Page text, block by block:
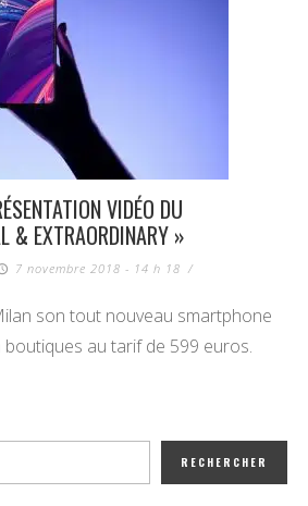
VIDÉO DU
& EXTRAORDINARY »
7 novembre 2018 - 14 h 18 /
son tout nouveau smartphone
boutiques au tarif de 599 euros.
RECHERCHER